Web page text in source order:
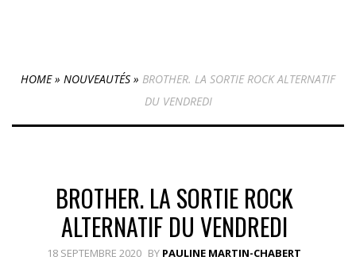
HOME» NOUVEAUTÉS » BROTHER. LA SORTIE ROCK ALTERNATIF
DU VENDREDI
BROTHER. LA SORTIE ROCK
ALTERNATIF DU VENDREDI
18 SEPTEMBRE 2020 BY PAULINE MARTIN-CHABERT